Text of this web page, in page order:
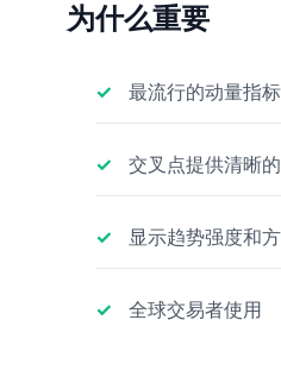
为什么重要
最流行的动量指
交叉点提供清晰
显示趋势强度和
全球交易者使用